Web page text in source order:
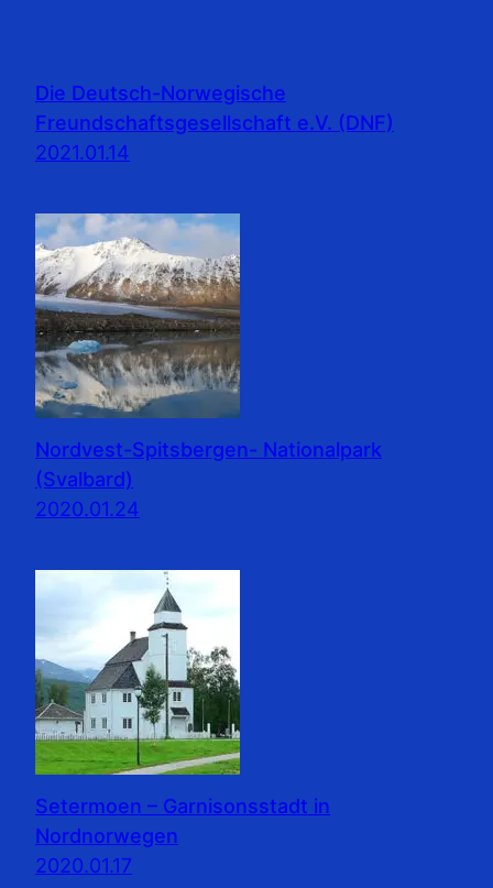
Die Deutsch-Norwegische
Freundschaftsgesellschaft e.V. (DNF)
2021.01.14
Nordvest-Spitsbergen- Nationalpark
(Svalbard)
2020.01.24
Setermoen – Garnisonsstadt in
Nordnorwegen
2020.01.17